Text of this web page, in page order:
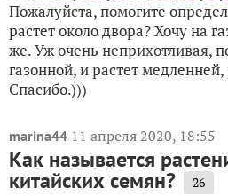
Пожалуйста, помогите
растет около двора? Хочу на
же. Уж очень неприхотливая,
газонной, и растет
Спасибо.)))
marina44 11 апреля 2020, 18:55
Как называется
китайских семян? 26